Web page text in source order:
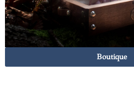
Boutique